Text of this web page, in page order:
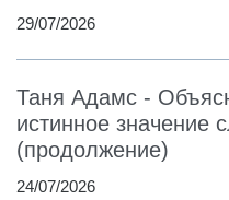
29/07/2026
Таня Адамс -
истинное значение
(продолжение)
24/07/2026